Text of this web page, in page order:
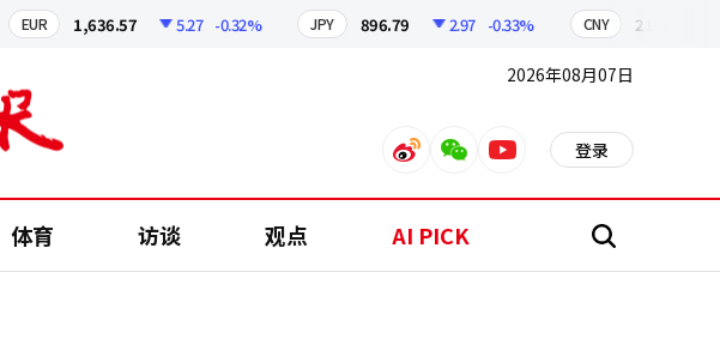
EUR 1,636.57 5.27 -0.32% JPY 896.79 2.97 -0.33% CNY 210.52
2026年08月07日
weiboweixinyoutube 登录
体育 访谈 观点 AI PICK 搜